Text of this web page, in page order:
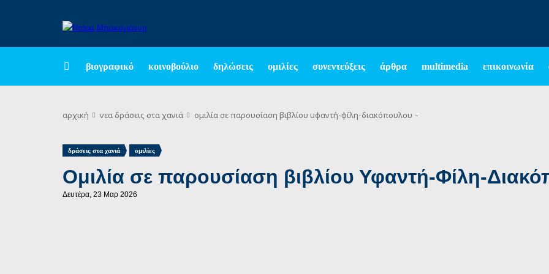
βιογραφικό κοινοβούλιο δηλώσεις ομιλίες συνεντεύξεις άρθρα multimedia επικοινωνία
αρχική νεα δράσεις στα χανιά ομιλία σε παρουσίαση βιβλίου υφαντή-φίλη-διακόπουλου –
δράσεις στα χανιά , ομιλίες
Ομιλία σε παρουσίαση βιβλίου Υφαντή-Φίλη-
Δευτέρα, 23 Μαρ 2026